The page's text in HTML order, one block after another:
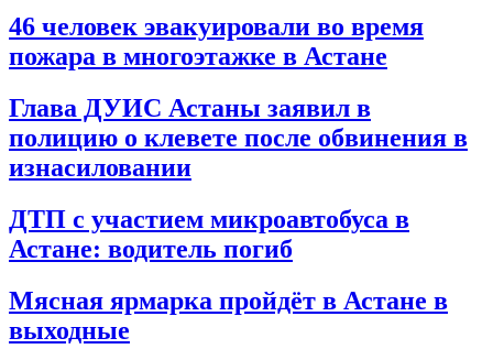
46 человек эвакуировали во время
пожара в многоэтажке в Астане
Глава ДУИС Астаны заявил в
полицию о клевете после обвинения в
изнасиловании
ДТП с участием микроавтобуса в
Астане: водитель погиб
Мясная ярмарка пройдёт в Астане в
выходные